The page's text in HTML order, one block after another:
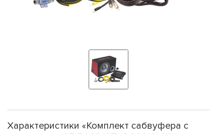
Характеристики «Комплект сабвуфера с